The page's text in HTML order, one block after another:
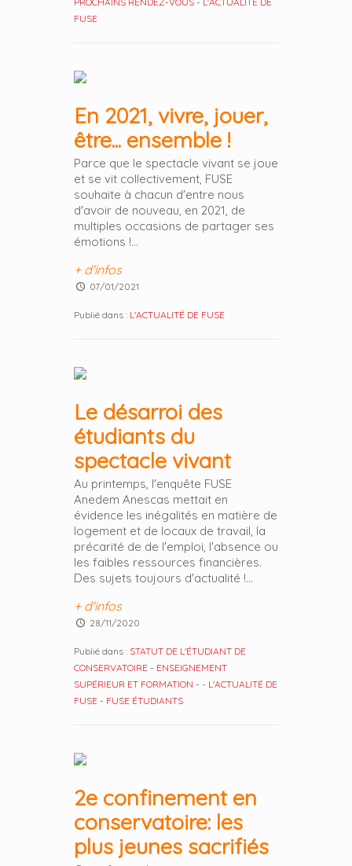
FUSE
En 2021, vivre, jouer,
être... ensemble !
Parce que le spectacle vivant se joue
et se vit collectivement, FUSE
souhaite à chacun d'entre nous
d'avoir de nouveau, en 2021, de
multiples occasions de partager ses
émotions !...
+ d'infos
07/01/2021
Publié dans : L'ACTUALITÉ DE FUSE
Le désarroi des
étudiants du
spectacle vivant
Au printemps, l'enquête FUSE
Anedem Anescas mettait en
évidence les inégalités en matière de
logement et de locaux de travail, la
précarité de de l'emploi, l'absence ou
les faibles ressources financières.
Des sujets toujours d'actualité !...
+ d'infos
28/11/2020
Publié dans : STATUT DE L'ÉTUDIANT DE
CONSERVATOIRE - ENSEIGNEMENT
SUPÉRIEUR ET FORMATION - - L'ACTUALITÉ DE
FUSE - FUSE ÉTUDIANTS
2e confinement en
conservatoire: les
plus jeunes sacrifiés